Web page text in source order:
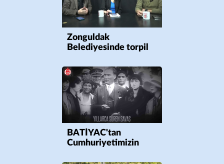
Zonguldak
Belediyesinde torpil
BATİYAC'tan
Cumhuriyetimizin